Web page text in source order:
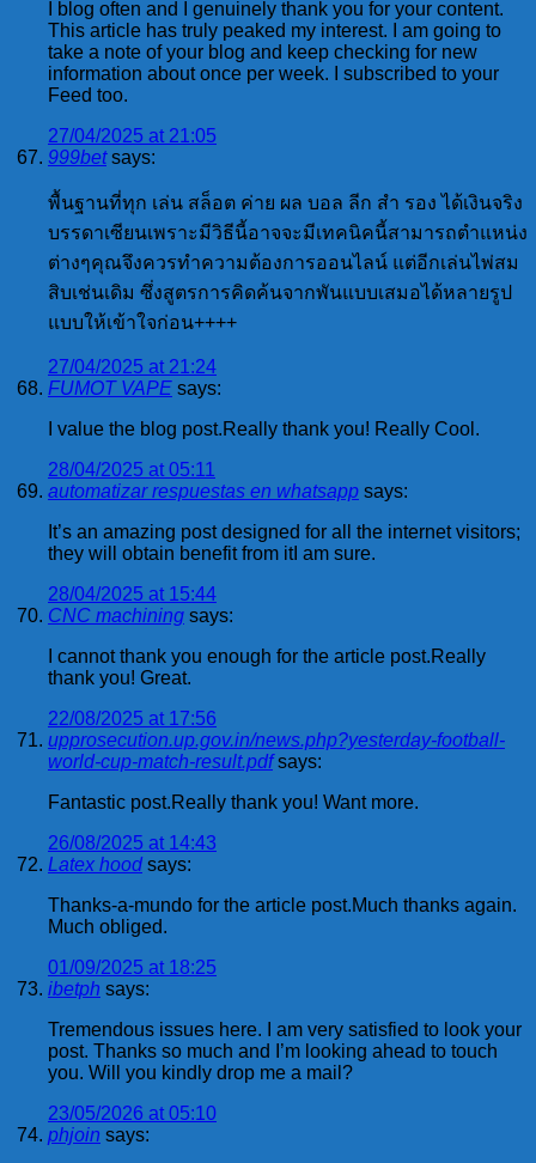
I blog often and I genuinely thank you for your content.
This article has truly peaked my interest. I am going to
take a note of your blog and keep checking for new
information about once per week. I subscribed to your
Feed too.
27/04/2025 at 21:05
999bet says:
พื้นฐานที่ทุก เล่น สล็อต ค่าย ผล บอล ลีก สํา รอง ได้เงินจริง
บรรดาเซียนเพราะมีวิธีนี้อาจจะมีเทคนิคนี้สามารถตำแหน่ง
ต่างๆคุณจึงควรทำความต้องการออนไลน์ แต่อีกเล่นไพ่สม
สิบเช่นเดิม ซึ่งสูตรการคิดค้นจากพันแบบเสมอได้หลายรูป
แบบให้เข้าใจก่อน++++
27/04/2025 at 21:24
FUMOT VAPE says:
I value the blog post.Really thank you! Really Cool.
28/04/2025 at 05:11
automatizar respuestas en whatsapp says:
It’s an amazing post designed for all the internet visitors;
they will obtain benefit from itI am sure.
28/04/2025 at 15:44
CNC machining says:
I cannot thank you enough for the article post.Really
thank you! Great.
22/08/2025 at 17:56
upprosecution.up.gov.in/news.php?yesterday-football-
world-cup-match-result.pdf says:
Fantastic post.Really thank you! Want more.
26/08/2025 at 14:43
Latex hood says:
Thanks-a-mundo for the article post.Much thanks again.
Much obliged.
01/09/2025 at 18:25
ibetph says:
Tremendous issues here. I am very satisfied to look your
post. Thanks so much and I’m looking ahead to touch
you. Will you kindly drop me a mail?
23/05/2026 at 05:10
phjoin says: